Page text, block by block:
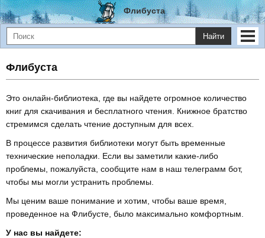
Флибуста
Найти
Флибуста
Это онлайн-библиотека, где вы найдете огромное количество
книг для скачивания и бесплатного чтения. Книжное братство
стремимся сделать чтение доступным для всех.
В процессе развития библиотеки могут быть временные
технические неполадки. Если вы заметили какие-либо
проблемы, пожалуйста, сообщите нам в наш телеграмм бот,
чтобы мы могли устранить проблемы.
Мы ценим ваше понимание и хотим, чтобы ваше время,
проведенное на Флибусте, было максимально комфортным.
У нас вы найдете: